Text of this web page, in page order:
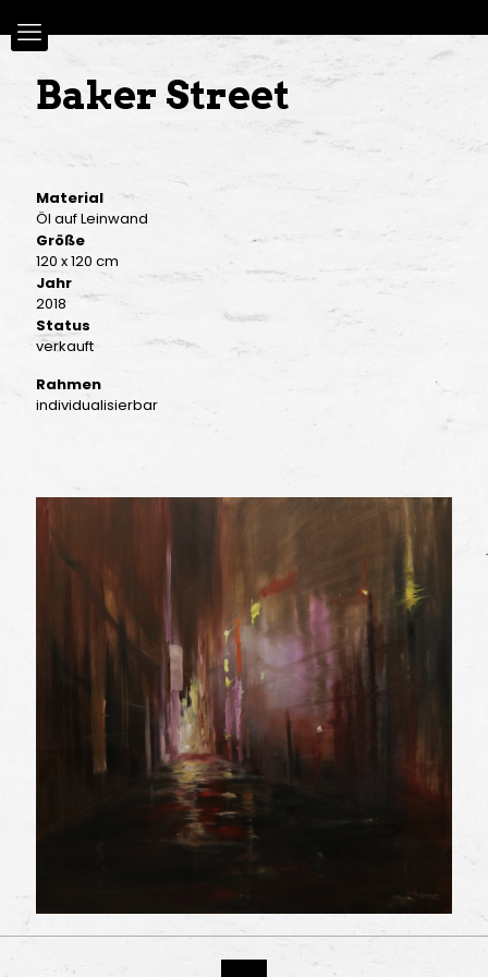
Baker Street
Material
Öl auf Leinwand
Größe
120 x 120 cm
Jahr
2018
Status
verkauft
Rahmen
individualisierbar